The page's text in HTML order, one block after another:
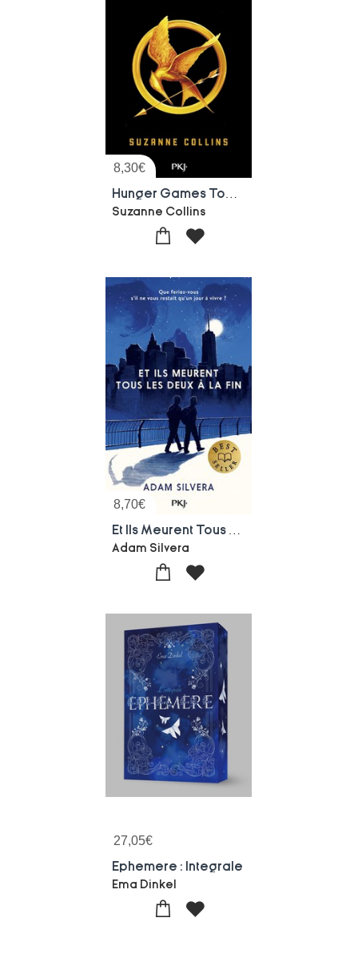
8,30€
Suzanne Collins
8,70€
Adam Silvera
27,05€
Ephemere : Integrale
Ema Dinkel